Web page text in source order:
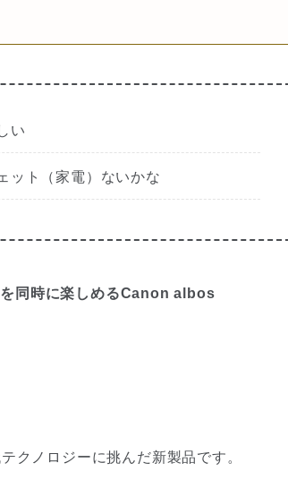
い
ット（家電）ないかな
を同時に楽しめるCanon albos
クノロジーに挑んだ新製品です。